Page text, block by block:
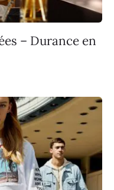
– Durance en